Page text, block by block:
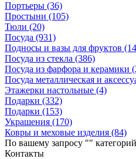
Портьеры (36)
Простыни (105)
Тюли (20)
Посуда (931)
Подносы и вазы для фруктов
Посуда из стекла (386)
Посуда из фарфора и керамики
Посуда металлическая и
Этажерки настольные (4)
Подарки (332)
Подарки (153)
Украшения (170)
Ковры и меховые изделия (84)
По вашему запросу ""
Контакты